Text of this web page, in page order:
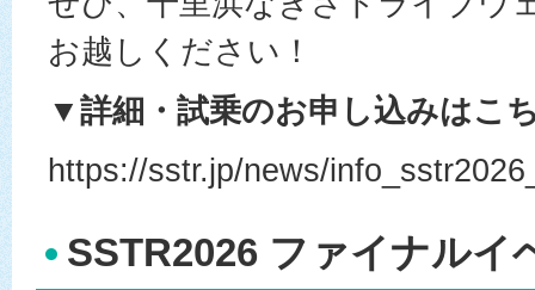
お越しください！
▼詳細・試乗のお申し込みはこ
https://sstr.jp/news/
SSTR2026 ファイナルイ